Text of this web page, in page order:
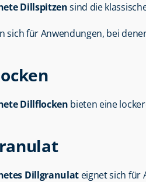
Dillspitzen sind die
sich für Anwendungen, bei
Dillflocken bieten eine
Dillgranulat eignet sich für